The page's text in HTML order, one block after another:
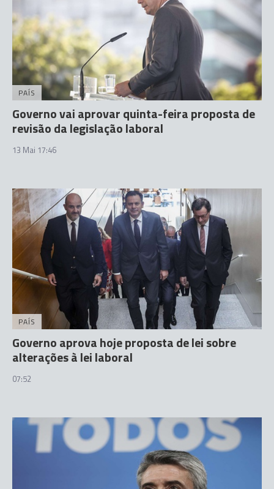
PAÍS
Governo vai aprovar quinta-feira proposta de
revisão da legislação laboral
13 Mai 17:46
PAÍS
Governo aprova hoje proposta de lei sobre
alterações à lei laboral
07:52